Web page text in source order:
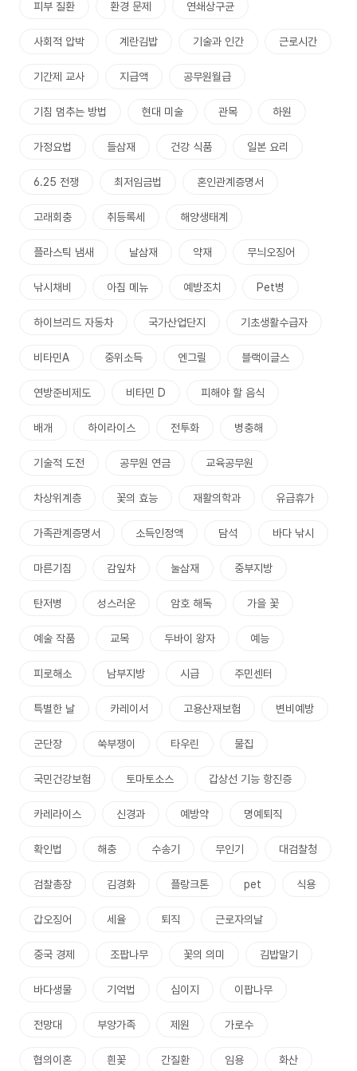
피부 질환 환경 문제 연쇄상구균
사회적 압박 계란김밥 기술과 인간 근로시간
기간제 교사 지급액 공무원월급
기침 멈추는 방법 현대 미술 관목 하원
가정요법 들삼재 건강 식품 일본 요리
6.25 전쟁 최저임금법 혼인관계증명서
고래회충 취등록세 해양생태계
플라스틱 냄새 날삼재 약재 무늬오징어
낚시채비 아침 메뉴 예방조치 Pet병
하이브리드 자동차 국가산업단지 기초생활수급자
비타민A 중위소득 엔그릴 블랙이글스
연방준비제도 비타민 D 피해야 할 음식
배개 하이라이스 전투화 병충해
기술적 도전 공무원 연금 교육공무원
차상위계층 꽃의 효능 재활의학과 유급휴가
가족관계증명서 소득인정액 담석 바다 낚시
마른기침 감잎차 눌삼재 중부지방
탄저병 성스러운 암호 해독 가을 꽃
예술 작품 교목 두바이 왕자 예능
피로해소 남부지방 시급 주민센터
특별한 날 카레이서 고용산재보험 변비예방
군단장 쑥부쟁이 타우린 물집
국민건강보험 토마토소스 갑상선 기능 항진증
카레라이스 신경과 예방약 명예퇴직
확인법 해충 수송기 무인기 대검찰청
검찰총장 김경화 플랑크톤 pet 식용
갑오징어 세율 퇴직 근로자의날
중국 경제 조팝나무 꽃의 의미 김밥말기
바다생물 기억법 십이지 이팝나무
전망대 부양가족 제원 가로수
협의이혼 흰꽃 간질환 임용 화산